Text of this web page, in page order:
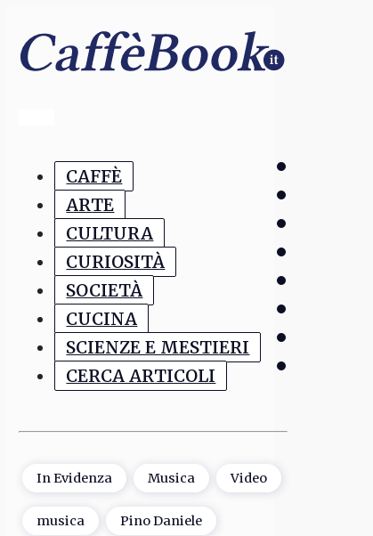
CAFFÈ
ARTE
CULTURA
CURIOSITÀ
SOCIETÀ
CUCINA
SCIENZE E MESTIERI
CERCA ARTICOLI
In Evidenza Musica Video
musica Pino Daniele